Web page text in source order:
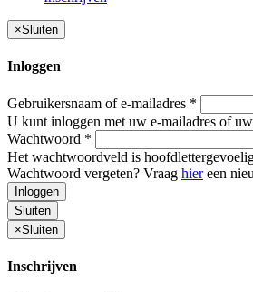
×Sluiten
Inloggen
Gebruikersnaam of e-mailadres *
U kunt inloggen met uw e-mailadres of
Wachtwoord *
Het wachtwoordveld is
Wachtwoord vergeten? Vraag hiereen
Inloggen
Sluiten
×Sluiten
Inschrijven